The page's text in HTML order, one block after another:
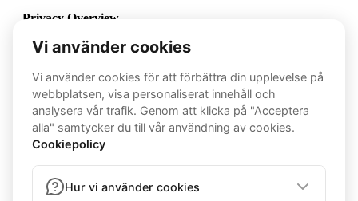
Privacy Overview
This website uses cookies to improve your experience while
cookies that are categorized as necessary are stored on your
browser as they are essential for the working of basic
functionalities of the website. We also use third-party cookies
that help us analyze and understand how you use this website.
These cookies will be stored in your browser only with your
consent. You also have the option to opt-out of these cookies.
But opting out of some of these cookies may have an effect
on your browsing experience.
Necessary